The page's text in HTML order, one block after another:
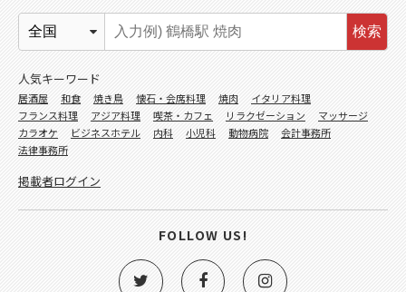
検索
人気キーワード
居酒屋 和食 焼き鳥 懐石・会席料理 焼肉
イタリア料理
フランス料理
アジア料理 喫茶・カフェ リラクゼーション
マッサージ
カラオケ
ビジネスホテル 内科 小児科 動物病院
会計事務所
法律事務所
掲載者ログイン
FOLLOW US!